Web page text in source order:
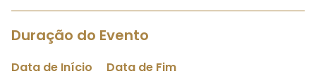
Duração do Evento
Data de Início Data de Fim